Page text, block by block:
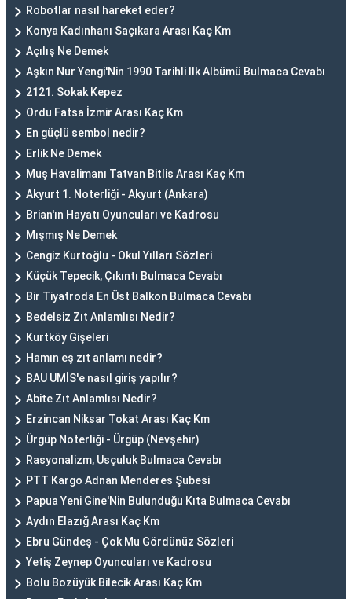
Robotlar nasıl hareket eder?
Konya Kadınhanı Saçıkara Arası Kaç Km
Açılış Ne Demek
Aşkın Nur Yengi'Nin 1990 Tarihli Ilk Albümü Bulmaca Cevabı
2121. Sokak Kepez
Ordu Fatsa İzmir Arası Kaç Km
En güçlü sembol nedir?
Erlik Ne Demek
Muş Havalimanı Tatvan Bitlis Arası Kaç Km
Akyurt 1. Noterliği - Akyurt (Ankara)
Brian'ın Hayatı Oyuncuları ve Kadrosu
Mışmış Ne Demek
Cengiz Kurtoğlu - Okul Yılları Sözleri
Küçük Tepecik, Çıkıntı Bulmaca Cevabı
Bir Tiyatroda En Üst Balkon Bulmaca Cevabı
Bedelsiz Zıt Anlamlısı Nedir?
Kurtköy Gişeleri
Hamın eş zıt anlamı nedir?
BAU UMİS'e nasıl giriş yapılır?
Abite Zıt Anlamlısı Nedir?
Erzincan Niksar Tokat Arası Kaç Km
Ürgüp Noterliği - Ürgüp (Nevşehir)
Rasyonalizm, Usçuluk Bulmaca Cevabı
PTT Kargo Adnan Menderes Şubesi
Papua Yeni Gine'Nin Bulunduğu Kıta Bulmaca Cevabı
Aydın Elazığ Arası Kaç Km
Ebru Gündeş - Çok Mu Gördünüz Sözleri
Yetiş Zeynep Oyuncuları ve Kadrosu
Bolu Bozüyük Bilecik Arası Kaç Km